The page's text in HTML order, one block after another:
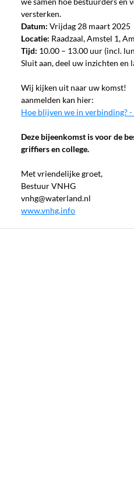
versterken.
Datum: Vrijdag 28 maart 2025
Locatie: Raadzaal, Amstel 1,
Tijd: 10.00 – 13.00 uur (incl.
Sluit aan, deel uw inzichten en
Wij kijken uit naar uw komst!
aanmelden kan hier:
Hoe blijven we in verbinding?
Deze bijeenkomst is voor de
griffiers en college.
Met vriendelijke groet,
Bestuur VNHG
vnhg@waterland.nl
www.vnhg.info